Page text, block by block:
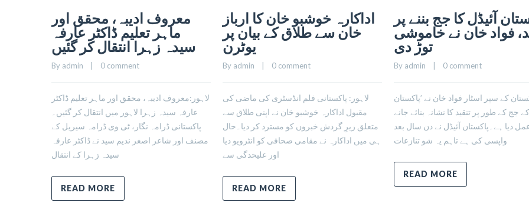
معروف ادیبہ، محقق اور
ماہر تعلیم ڈاکٹر عارفہ
سیدہ زہرا انتقال کر گئیں
By admin 0 comment
لاہور:معروف ادیبہ، محقق اور ماہر تعلیم ڈاکٹر
عارفہ سیدہ زہرا لاہور میں انتقال کر گئیں۔
پاکستانی ڈرامہ نگار، ٹی وی ڈرامہ سیریل کے
مصنف اور شاعر اصغر ندیم سید نے ڈاکٹر عارفہ
سیدہ زہرا کے انتقال
READ MORE
اداکارہ خوشبو خان کا ارباز
خان سے طلاق کے بیان پر
یوٹرن
By admin 0 comment
لاہور: پاکستانی فلم انڈسٹری کی ماضی کی
مقبول اداکارہ خوشبو خان نے اپنی طلاق سے
متعلق زیرِ گردش خبروں کو مسترد کر دیا۔حال
ہی میں اداکارہ نے مقامی صحافی کو انٹرویو دیا
اور علیحدگی سے
READ MORE
آئیڈل کا جج بننے پر
فواد خان نے خاموشی
توڑ دی
By admin 0 comment
کے سپر اسٹار فواد خان نے ’پاکستان
کے جج کے طور پر تنقید کا نشانہ بنائے جانے
دیا ہے۔پاکستان آئیڈل نے دن سال بعد
واپسی کی ہے تاہم یہ شو تنازعات
READ MORE